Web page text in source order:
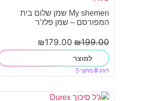
My shemen שמן שלום בית
המפורסם – שמן פלז’ר
₪199.00
₪179.00
למוצר
דורג 0 מתוך 5